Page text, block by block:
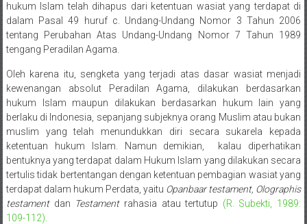
Surakarta,
Sukoharjo,
Mungkid,
Purworejo,
Daerah
Istimewa
Yogyakarta,
Makassar,
hukum Islam telah dihapus dari ketentuan wasiat yang terdapat di
dalam Pasal 49 huruf c. Undang-Undang Nomor 3 Tahun 2006
tentang Perubahan Atas Undang-Undang Nomor 7 Tahun 1989
tengang Peradilan Agama.
Oleh karena itu, sengketa yang terjadi atas dasar wasiat menjadi
kewenangan absolut Peradilan Agama, dilakukan berdasarkan
hukum Islam maupun dilakukan berdasarkan hukum lain yang
berlaku di Indonesia, sepanjang subjeknya orang Muslim atau bukan
muslim yang telah menundukkan diri secara sukarela kepada
ketentuan hukum Islam. Namun demikian, kalau diperhatikan
bentuknya yang terdapat dalam Hukum Islam yang dilakukan secara
tertulis tidak bertentangan dengan ketentuan pembagian wasiat yang
terdapat dalam hukum Perdata, yaitu Opanbaar testament, Olographis
testament dan Testament rahasia atau tertutup (R. Subekti, 1989:
109-112).